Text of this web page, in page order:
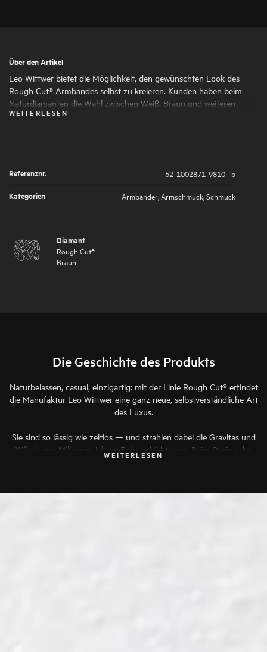
Über den Artikel
Leo Wittwer bietet die Möglichkeit, den gewünschten Look des
Rough Cut® Armbandes selbst zu kreieren. Kunden haben beim
Naturdiamanten die Wahl zwischen Weiß, Braun und weiteren
Fancy Colors. Das filigrane Gehäuse wird auf Wunsch aus Weißgold
WEITERLESEN
Referenznr.
62-1002871-9810--b
Kategorien
Armbänder Armschmuck Schmuck
Diamant
Rough Cut®
Braun
Die Geschichte des Produkts
Naturbelassen, casual, einzigartig: mit der Linie Rough Cut® erfindet
die Manufaktur Leo Wittwer eine ganz neue, selbstverständliche Art
des Luxus.
Sie sind so lässig wie zeitlos — und strahlen dabei die Gravitas und
Würde von Millionen Jahren Erdgeschichte aus: Beim Design der
Armbänder der Linie Rough Cut® hat Kreativdirektor Frank Maier
WEITERLESEN